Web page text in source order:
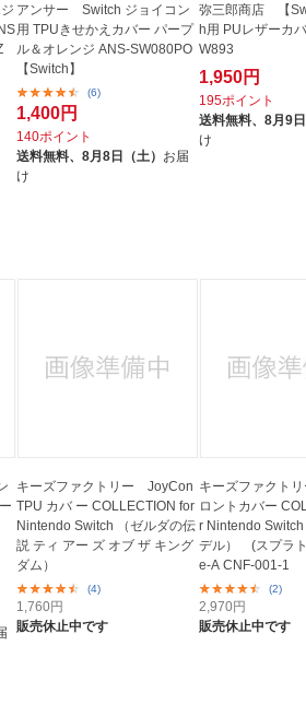
アンサー Switch ジョイコン
用 TPUきせかえカバー パープ
ル＆オレンジ ANS-SW080PO
【Switch】
(6)
1,400円
140ポイント
送料無料、8月8日（土） お届
け
弥三郎商店 【
h用 PUレザーカ
W893
1,950円
195ポイント
送料無料、 8月9日
け
キーズファクトリー JoyCon
TPU カバ ー COLLECTION for
Nintendo Switch （ゼルダの伝
説 ティ アー ズ オブ ザ キング
ダム）
(4)
1,760円
販売休止中です
キーズファクト
ロントカバー
r Nintendo
デル） (スプラ
e-A CNF-001-1
(2)
2,970円
販売休止中です